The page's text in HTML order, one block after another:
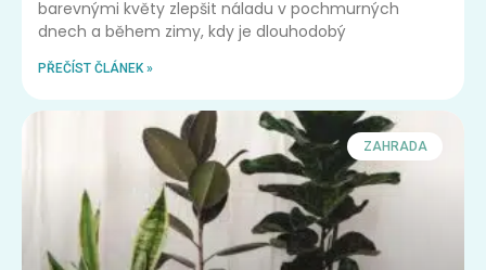
barevnými květy zlepšit náladu v pochmurných
dnech a během zimy, kdy je dlouhodobý
PŘEČÍST ČLÁNEK »
ZAHRADA